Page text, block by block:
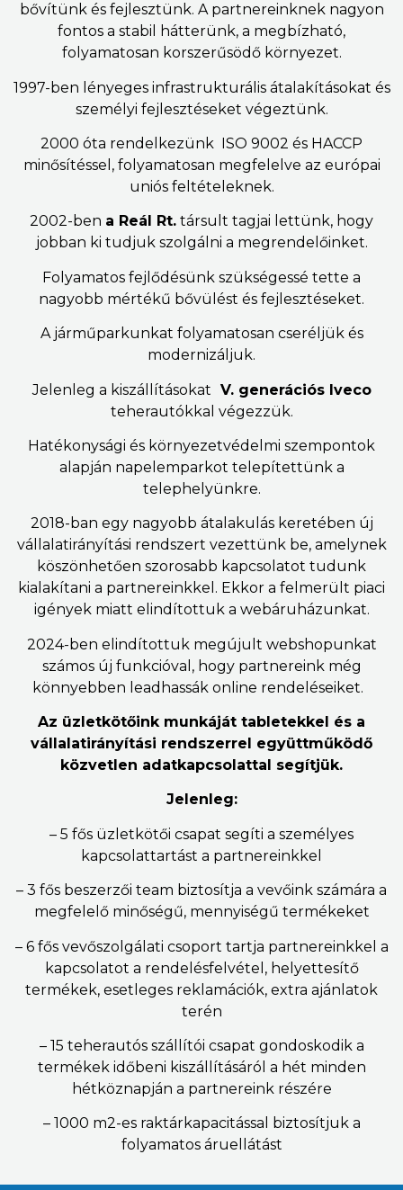
bővítünk és fejlesztünk. A partnereinknek nagyon
fontos a stabil hátterünk, a megbízható,
folyamatosan korszerűsödő környezet.
1997-ben lényeges infrastrukturális átalakításokat és
személyi fejlesztéseket végeztünk.
2000 óta rendelkezünk ISO 9002 és HACCP
minősítéssel, folyamatosan megfelelve az európai
uniós feltételeknek.
2002-ben a Reál Rt. társult tagjai lettünk, hogy
jobban ki tudjuk szolgálni a megrendelőinket.
Folyamatos fejlődésünk szükségessé tette a
nagyobb mértékű bővülést és fejlesztéseket.
A járműparkunkat folyamatosan cseréljük és
modernizáljuk.
Jelenleg a kiszállításokat V. generációs Iveco
teherautókkal végezzük.
Hatékonysági és környezetvédelmi szempontok
alapján napelemparkot telepítettünk a
telephelyünkre.
2018-ban egy nagyobb átalakulás keretében új
vállalatirányítási rendszert vezettünk be, amelynek
köszönhetően szorosabb kapcsolatot tudunk
kialakítani a partnereinkkel. Ekkor a felmerült piaci
igények miatt elindítottuk a webáruházunkat.
2024-ben elindítottuk megújult webshopunkat
számos új funkcióval, hogy partnereink még
könnyebben leadhassák online rendeléseiket.
Az üzletkötőink munkáját tabletekkel és a
vállalatirányítási rendszerrel együttműködő
közvetlen adatkapcsolattal segítjük.
Jelenleg:
– 5 fős üzletkötői csapat segíti a személyes
kapcsolattartást a partnereinkkel
– 3 fős beszerzői team biztosítja a vevőink számára a
megfelelő minőségű, mennyiségű termékeket
– 6 fős vevőszolgálati csoport tartja partnereinkkel a
kapcsolatot a rendelésfelvétel, helyettesítő
termékek, esetleges reklamációk, extra ajánlatok
terén
– 15 teherautós szállítói csapat gondoskodik a
termékek időbeni kiszállításáról a hét minden
hétköznapján a partnereink részére
– 1000 m2-es raktárkapacitással biztosítjuk a
folyamatos áruellátást